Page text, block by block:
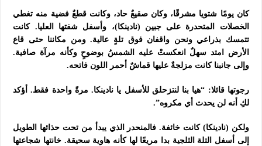
كان يومًا شتويا مشرقًا، وكان صقيعٌ حاد، وكانت قطعٌ فضية منه تغطي
الخصلات المتحدرة على جبين (نادينكا)، وأسفل شفتها العليا. كانت
تتمسك بذراعي ونحن واقفان فوق تلةٍ عالية. ومن مكاننا حتى قاع
الأرض امتد سهلٌ انعكستْ عليه الشمسُ بوضوحٍ وكأنه مرآة صافية.
وإلى جانبنا كانت مزلجةٌ عليها قماشٌ أحمر اللون فاتحه.
رجوتها قائلا: “هيا بنا لنتزحلق للأسفل يا نادينكا. مرةً واحدة فقط. أؤكد
لكِ أنه لن يحدث أي مكروه”.
ولكن (نادينكا) كانت خائفة. فالمنحدر الذي يبدأ من تحت حذائها الطويل
إلى أسفل التلة الثلجية بدا مريعًا لها كأنه هاوية سحيقة. خانتها شجاعتها